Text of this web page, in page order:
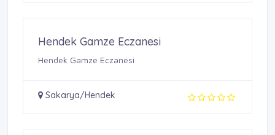
Hendek Gamze Eczanesi
Hendek Gamze Eczanesi
Sakarya/Hendek